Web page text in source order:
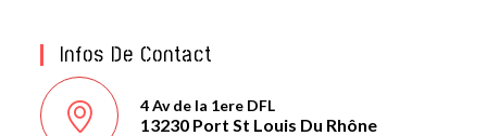
Infos De Contact
4 Av de la 1ere DFL
13230 Port St Louis Du Rhône